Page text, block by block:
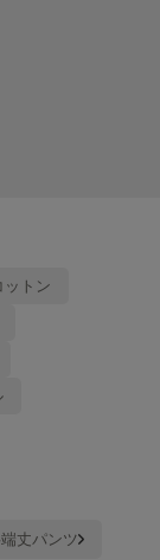
ットン
丈パンツ